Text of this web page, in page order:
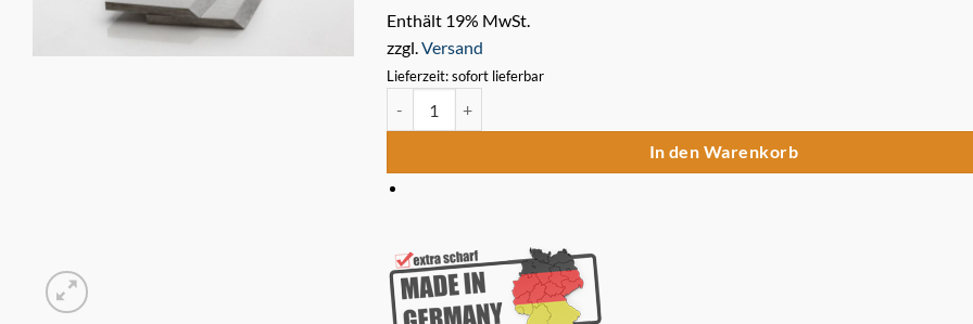
Enthält 19% MwSt.
zzgl.Versand
Lieferzeit: sofort lieferbar
In den Warenkorb